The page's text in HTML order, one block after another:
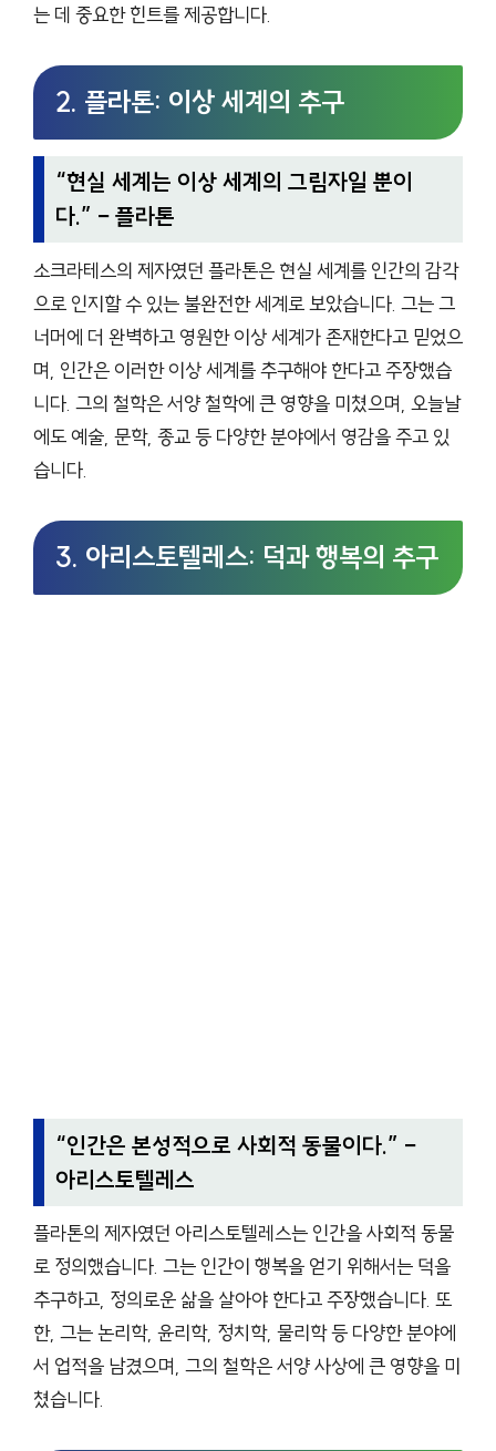
는 데 중요한 힌트를 제공합니다.
2. 플라톤: 이상 세계의 추구
“현실 세계는 이상 세계의 그림자일 뿐이
다.” – 플라톤
소크라테스의 제자였던 플라톤은 현실 세계를 인간의 감각
으로 인지할 수 있는 불완전한 세계로 보았습니다. 그는 그
너머에 더 완벽하고 영원한 이상 세계가 존재한다고 믿었으
며, 인간은 이러한 이상 세계를 추구해야 한다고 주장했습
니다. 그의 철학은 서양 철학에 큰 영향을 미쳤으며, 오늘날
에도 예술, 문학, 종교 등 다양한 분야에서 영감을 주고 있
습니다.
3. 아리스토텔레스: 덕과 행복의 추구
“인간은 본성적으로 사회적 동물이다.” –
아리스토텔레스
플라톤의 제자였던 아리스토텔레스는 인간을 사회적 동물
로 정의했습니다. 그는 인간이 행복을 얻기 위해서는 덕을
추구하고, 정의로운 삶을 살아야 한다고 주장했습니다. 또
한, 그는 논리학, 윤리학, 정치학, 물리학 등 다양한 분야에
서 업적을 남겼으며, 그의 철학은 서양 사상에 큰 영향을 미
쳤습니다.